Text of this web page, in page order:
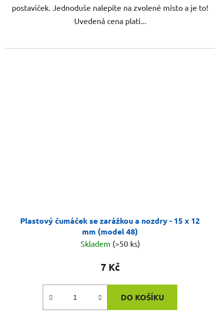
postaviček. Jednoduše nalepíte na zvolené místo a je to!
Uvedená cena platí...
Plastový čumáček se zarážkou a nozdry - 15 x 12
mm (model 48)
Skladem (>50 ks)
7 Kč
DO KOŠÍKU